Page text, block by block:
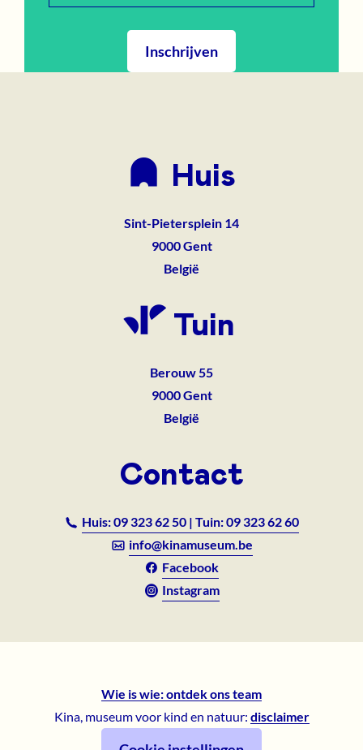
Inschrijven
Huis
Sint-Pietersplein 14
9000Gent
België
Tuin
Berouw 55
9000Gent
België
Contact
Huis: 09 323 62 50 | Tuin: 09 323 62 60
info@kinamuseum.be
Facebook
Instagram
Wie is wie: ontdek ons team
Kina, museum voor kind en natuur: disclaimer